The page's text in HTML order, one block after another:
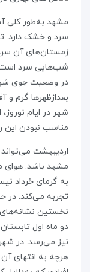
مشهد به‌طور کلی
سرد و خشک دارد.
زمستان‌های آن
شب‌هایی سرد است
در وضعیت جوی
بعدازظهرها گرم
شهر در ایام
مناسب نبودن این
اردیبهشت
مشهد باشد. هوای
به گرمای خرداد
تجربه می‌کند. در
نخستین
نیز می‌رسد. در
هرچه به انتهای